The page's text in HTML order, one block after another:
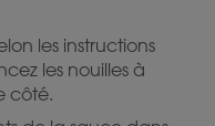
les instructions
les nouilles à
côté.